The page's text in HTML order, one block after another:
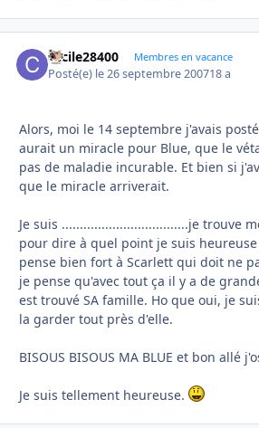
cecile28400 Membres en vacance
Posté(e) le 26 septembre 200718 a
Alors, moi le 14 septembre j'avais
aurait un miracle pour Blue, que le
pas de maladie incurable. Et bien si
que le miracle arriverait.
Je suis ...................................je trouve
pour dire à quel point je suis
pense bien fort à Scarlett qui doit ne
je pense qu'avec tout ça il y a de
est trouvé SA famille. Ho que oui, je
la garder tout près d'elle.
BISOUS BISOUS MA BLUE et bon allé
Je suis tellement heureuse.